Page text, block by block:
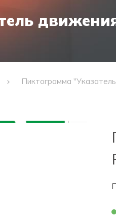
Пиктограмма